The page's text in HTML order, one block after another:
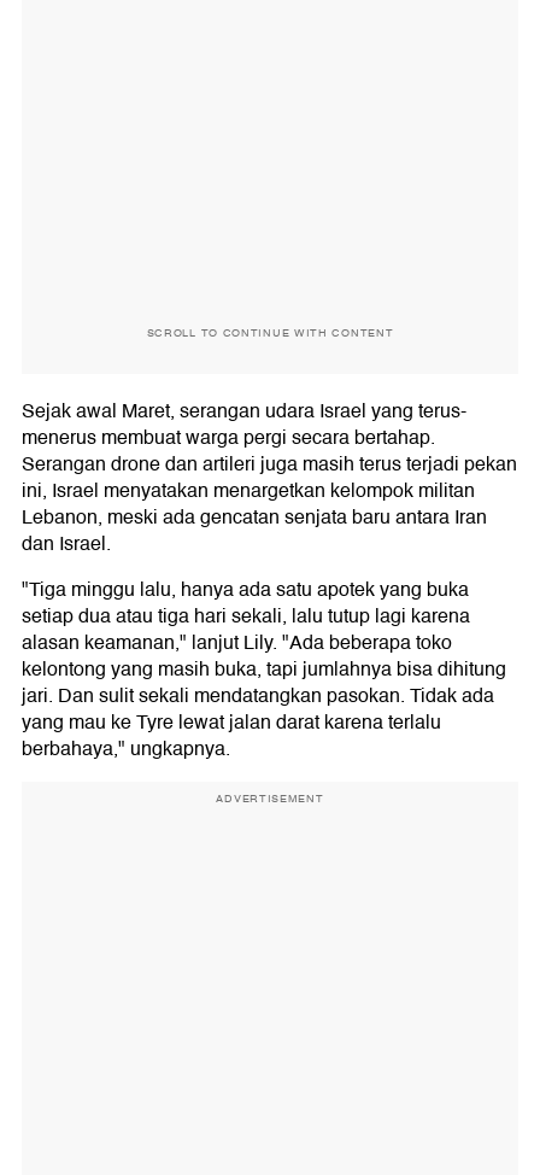
SCROLL TO CONTINUE WITH CONTENT
Sejak awal Maret, serangan udara Israel yang terus-
menerus membuat warga pergi secara bertahap.
Serangan drone dan artileri juga masih terus terjadi pekan
ini, Israel menyatakan menargetkan kelompok militan
Lebanon, meski ada gencatan senjata baru antara Iran
dan Israel.
"Tiga minggu lalu, hanya ada satu apotek yang buka
setiap dua atau tiga hari sekali, lalu tutup lagi karena
alasan keamanan," lanjut Lily. "Ada beberapa toko
kelontong yang masih buka, tapi jumlahnya bisa dihitung
jari. Dan sulit sekali mendatangkan pasokan. Tidak ada
yang mau ke Tyre lewat jalan darat karena terlalu
berbahaya," ungkapnya.
ADVERTISEMENT